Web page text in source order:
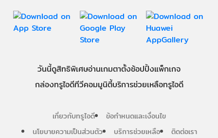
วันนี้ดูสิทธิพิเศษอ่านเกมตาตั้งช้อปปิ้งแพ็กเกจ
กล่องทรูไอดีทีวีคอมมูนิตี้บริการช่วยเหลือทรูไอดี
เกี่ยวกับทรูไอดี
ข้อกำหนดและเงื่อนไข
นโยบายความเป็นส่วนตัว
บริการช่วยเหลือ ติดต่อเรา